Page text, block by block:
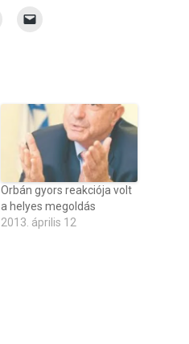
Orbán gyors reakciója volt
a helyes megoldás
2013. április 12